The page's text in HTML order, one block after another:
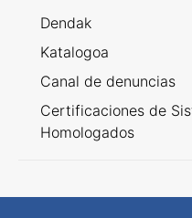
Dendak
Katalogoa
Canal de denuncias
Certificaciones de
Homologados